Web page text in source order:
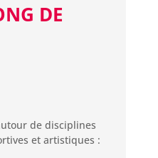
DE
de disciplines
et artistiques :